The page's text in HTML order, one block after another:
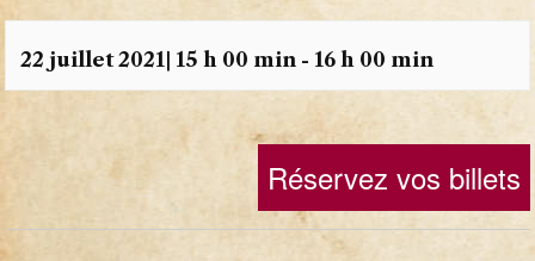
22 juillet 2021| 15 h 00 min - 16 h 00 min
Réservez vos billets